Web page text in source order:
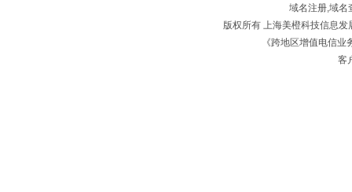
域名注册,域名
版权所有 上海美橙科技信息
《跨地区增值电信
客